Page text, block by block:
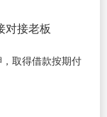
对接老板
取得借款按期付